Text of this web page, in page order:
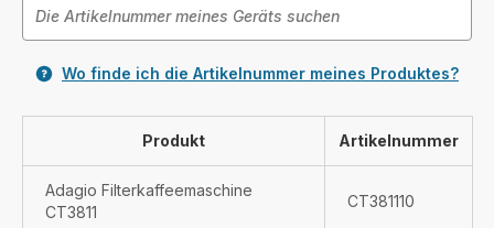
Wo finde ich die Artikelnummer meines Produktes?
Produkt Artikelnummer
Adagio Filterkaffeemaschine
CT3811
CT381110